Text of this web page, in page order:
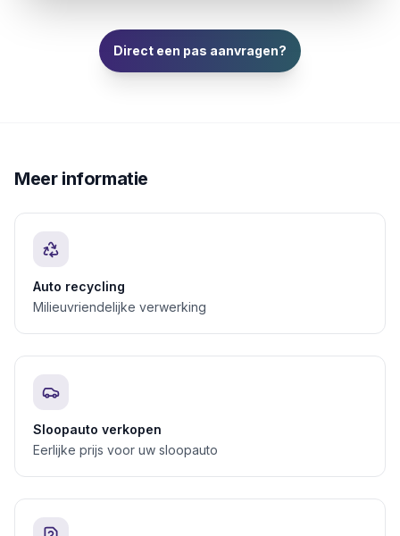
Direct een pas aanvragen?
Meer informatie
Auto recycling
Milieuvriendelijke verwerking
Sloopauto verkopen
Eerlijke prijs voor uw sloopauto